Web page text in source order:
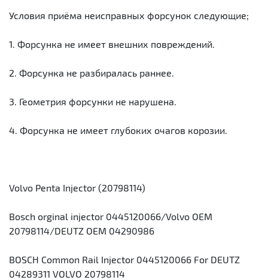
Условия приёма неисправных форсунок следующие;
1. Форсунка не имеет внешних повреждений.
2. Форсунка не разбиралась раннее.
3. Геометрия форсунки не нарушена.
4. Форсунка не имеет глубоких очагов корозии.
Volvo Penta Injector (20798114)
Bosch orginal injector 0445120066/Volvo OEM
20798114/DEUTZ OEM 04290986
BOSCH Common Rail Injector 0445120066 For DEUTZ
04289311 VOLVO 20798114